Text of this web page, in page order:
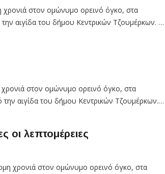
στον ομώνυμο ορεινό όγκο, στα
αιγίδα του δήμου Κεντρικών Τζουμέρκων. …
στον ομώνυμο ορεινό όγκο, στα
αιγίδα του δήμου Κεντρικών Τζουμέρκων.…
λεπτομέρειες
χρονιά στον ομώνυμο ορεινό όγκο, στα